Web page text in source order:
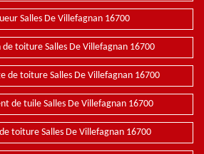
Salles De Villefagnan 16700
toiture Salles De Villefagnan 16700
de toiture Salles De Villefagnan 16700
de tuile Salles De Villefagnan 16700
toiture Salles De Villefagnan 16700